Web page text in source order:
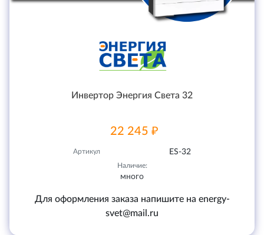
Инвертор Энергия Света 32
22 245 ₽
Артикул ES-32
Наличие:
много
Для оформления заказа напишите на energy-
svet@mail.ru